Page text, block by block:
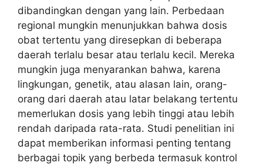
dibandingkan dengan yang lain. Perbedaan
regional mungkin menunjukkan bahwa dosis
obat tertentu yang diresepkan di beberapa
daerah terlalu besar atau terlalu kecil. Mereka
mungkin juga menyarankan bahwa, karena
lingkungan, genetik, atau alasan lain, orang-
orang dari daerah atau latar belakang tertentu
memerlukan dosis yang lebih tinggi atau lebih
rendah daripada rata-rata. Studi penelitian ini
dapat memberikan informasi penting tentang
berbagai topik yang berbeda termasuk kontrol